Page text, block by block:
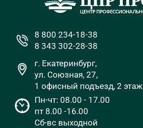
8 800 234-18-38
8 343 302-28-38
г. Екатеринбург,
ул. Союзная, 27,
1 офисный подъезд, 2 этаж
Пн-чт: 08.00 - 17.00
пт 8.00 -16.00
Сб-вс выходной